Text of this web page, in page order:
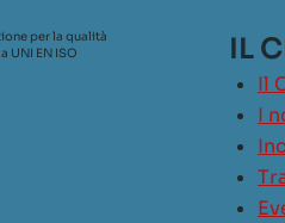
per la qualità
UNI EN ISO
IL
Il
I